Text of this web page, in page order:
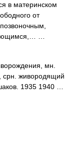
в материнском
от
…
мн.
срн. живородящий
1935 1940 …